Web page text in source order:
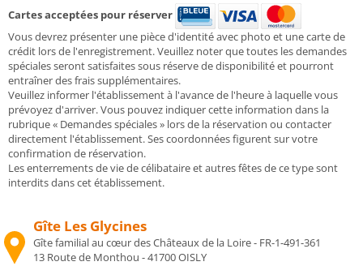
Cartes acceptées pour réserver
Vous devrez présenter une pièce d'identité avec photo et une carte de
crédit lors de l'enregistrement. Veuillez noter que toutes les demandes
spéciales seront satisfaites sous réserve de disponibilité et pourront
entraîner des frais supplémentaires.
Veuillez informer l'établissement à l'avance de l'heure à laquelle vous
prévoyez d'arriver. Vous pouvez indiquer cette information dans la
rubrique « Demandes spéciales » lors de la réservation ou contacter
directement l'établissement. Ses coordonnées figurent sur votre
confirmation de réservation.
Les enterrements de vie de célibataire et autres fêtes de ce type sont
interdits dans cet établissement.
Gîte Les Glycines
Gîte familial au cœur des Châteaux de la Loire - FR-1-491-361
13 Route de Monthou - 41700 OISLY